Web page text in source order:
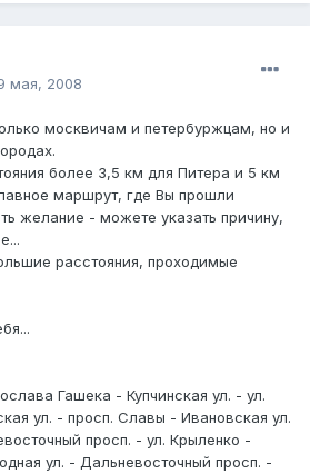
мая, 2008
москвичам и петербуржцам, но и
более 3,5 км для Питера и 5 км
маршрут, где Вы прошли
желание - можете указать причину,
расстояния, проходимые
Гашека - Купчинская ул. - ул.
ул. - просп. Славы - Ивановская ул.
просп. - ул. Крыленко -
ул. - Дальневосточный просп. -